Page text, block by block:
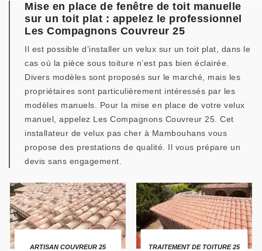
Mise en place de fenêtre de toit manuelle
sur un toit plat : appelez le professionnel
Les Compagnons Couvreur 25
Il est possible d’installer un velux sur un toit plat, dans le
cas où la pièce sous toiture n’est pas bien éclairée.
Divers modèles sont proposés sur le marché, mais les
propriétaires sont particulièrement intéressés par les
modèles manuels. Pour la mise en place de votre velux
manuel, appelez Les Compagnons Couvreur 25. Cet
installateur de velux pas cher à Mambouhans vous
propose des prestations de qualité. Il vous prépare un
devis sans engagement.
ARTISAN COUVREUR 25 TRAITEMENT DE TOITURE 25